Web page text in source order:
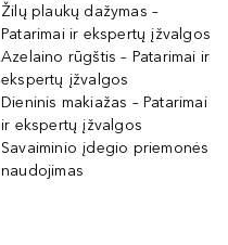
Žilų plaukų dažymas –
Patarimai ir ekspertų įžvalgos
Azelaino rūgštis – Patarimai ir
ekspertų įžvalgos
Dieninis makiažas – Patarimai
ir ekspertų įžvalgos
Savaiminio įdegio priemonės
naudojimas